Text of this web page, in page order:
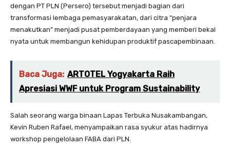
dengan PT PLN (Persero) tersebut menjadi bagian dari
transformasi lembaga pemasyarakatan, dari citra “penjara
menakutkan” menjadi pusat pemberdayaan yang memberi bekal
nyata untuk membangun kehidupan produktif pascapembinaan.
Baca Juga: ARTOTEL Yogyakarta Raih
Apresiasi WWF untuk Program Sustainability
Salah seorang warga binaan Lapas Terbuka Nusakambangan,
Kevin Ruben Rafael, menyampaikan rasa syukur atas hadirnya
workshop pengelolaan FABA dari PLN.